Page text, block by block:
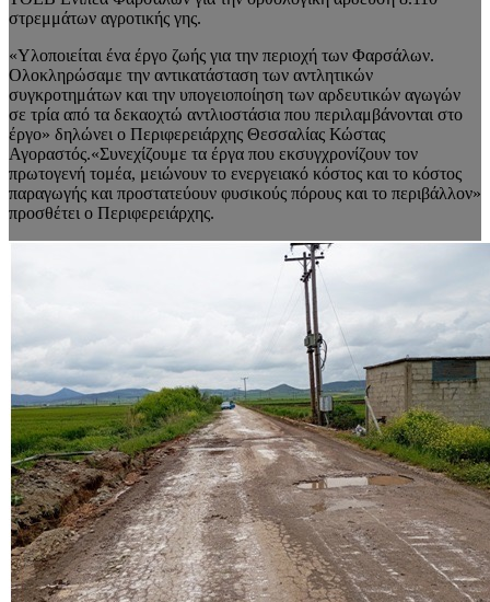
στρεμμάτων αγροτικής γης.
«Υλοποιείται ένα έργο ζωής για την περιοχή των Φαρσάλων.
Ολοκληρώσαμε την αντικατάσταση των αντλητικών
συγκροτημάτων και την υπογειοποίηση των αρδευτικών αγωγών
σε τρία από τα δεκαοχτώ αντλιοστάσια που περιλαμβάνονται στο
έργο» δηλώνει ο Περιφερειάρχης Θεσσαλίας Κώστας
Αγοραστός.«Συνεχίζουμε τα έργα που εκσυγχρονίζουν τον
πρωτογενή τομέα, μειώνουν το ενεργειακό κόστος και το κόστος
παραγωγής και προστατεύουν φυσικούς πόρους και το περιβάλλον»
προσθέτει ο Περιφερειάρχης.